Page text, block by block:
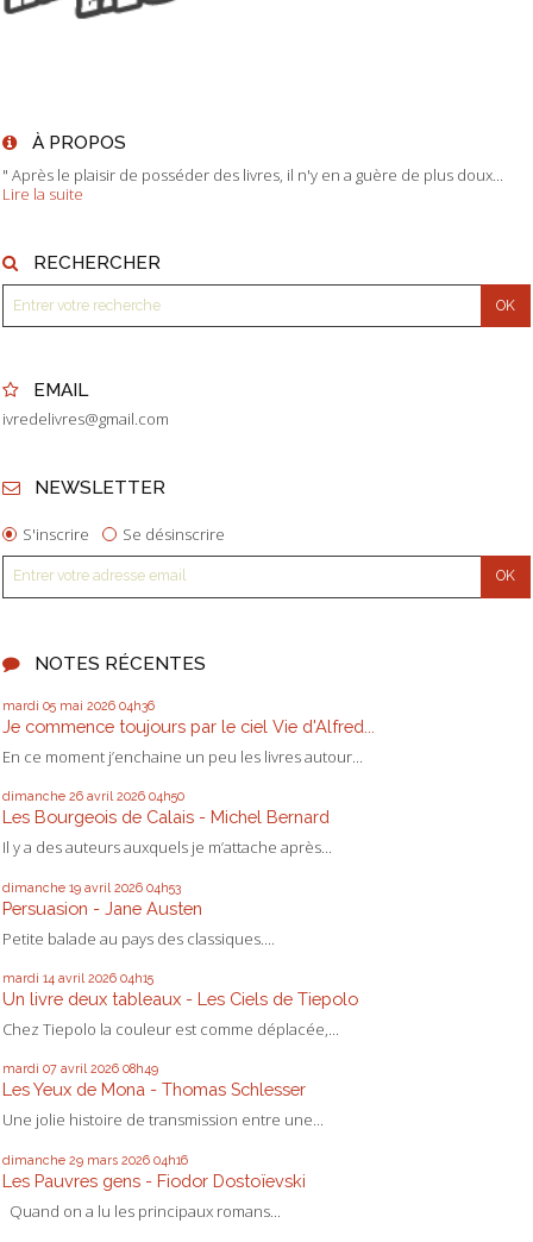
À PROPOS
" Après le plaisir de posséder des livres, il n'y en a guère de plus doux...
Lire la suite
RECHERCHER
EMAIL
ivredelivres@gmail.com
NEWSLETTER
S'inscrire Se désinscrire
NOTES RÉCENTES
mardi 05 mai 2026 04h36
Je commence toujours par le ciel Vie d'Alfred...
En ce moment j’enchaine un peu les livres autour...
dimanche 26 avril 2026 04h50
Les Bourgeois de Calais - Michel Bernard
Il y a des auteurs auxquels je m’attache après...
dimanche 19 avril 2026 04h53
Persuasion - Jane Austen
Petite balade au pays des classiques....
mardi 14 avril 2026 04h15
Un livre deux tableaux - Les Ciels de Tiepolo
Chez Tiepolo la couleur est comme déplacée,...
mardi 07 avril 2026 08h49
Les Yeux de Mona - Thomas Schlesser
Une jolie histoire de transmission entre une...
dimanche 29 mars 2026 04h16
Les Pauvres gens - Fiodor Dostoïevski
Quand on a lu les principaux romans...